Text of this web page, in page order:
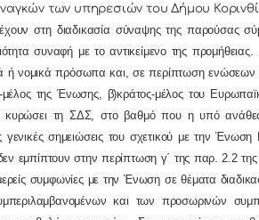
των υπηρεσιών του Δήμου
στη διαδικασία σύναψης της παρούσας
συναφή με το αντικείμενο της
ή νομικά πρόσωπα και, σε περίπτωση
μέλος της Ένωσης, β)κράτος-μέλος του
κυρώσει τη ΣΔΣ, στο βαθμό που η υπό
σημειώσεις του σχετικού με την
εμπίπτουν στην περίπτωση γ΄ της παρ. 2.2
συμφωνίες με την Ένωση σε θέματα
και των προσωρινών